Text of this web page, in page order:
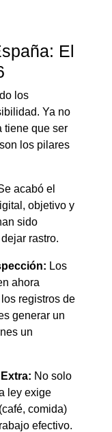
El
los
Ya no
tiene que ser
los pilares
acabó el
objetivo y
sido
rastro.
Los
ahora
registros de
generar un
un
No solo
ley exige
comida)
efectivo.